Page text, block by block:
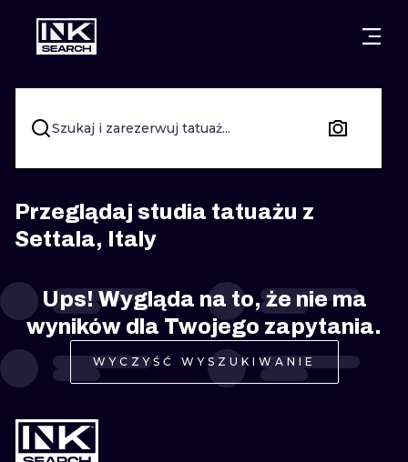
MIASTA GDAŃSK
WARSZAWA POZNAŃ
KRAKÓW KATOWICE
WROCŁAW ŁÓDŹ
BERLIN
AMSTERDAM EDYNBURG
PRAGA LONDYN
STYLE
KALIGRAFIA
NEW
TRIBAL
RYCINOWE
Szukaj i zarezerwuj tatuaż...
Przeglądaj studia tatuażu z
Settala, Italy
Ups! Wygląda na to, że nie ma
wyników dla Twojego zapytania.
WYCZYŚĆ WYSZUKIWANIE